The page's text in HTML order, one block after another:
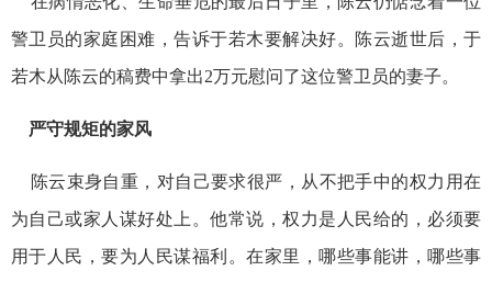
警卫员的家庭困难，告诉于若木要解决好。陈云逝世后，于
若木从陈云的稿费中拿出2万元慰问了这位警卫员的妻子。
严守规矩的家风
陈云束身自重，对自己要求很严，从不把手中的权力用在
为自己或家人谋好处上。他常说，权力是人民给的，必须要
用于人民，要为人民谋福利。在家里，哪些事能讲，哪些事